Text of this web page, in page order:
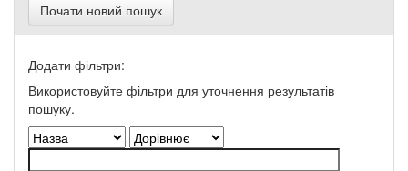
Почати новий пошук
Додати фільтри:
Використовуйте фільтри для уточнення результатів
пошуку.